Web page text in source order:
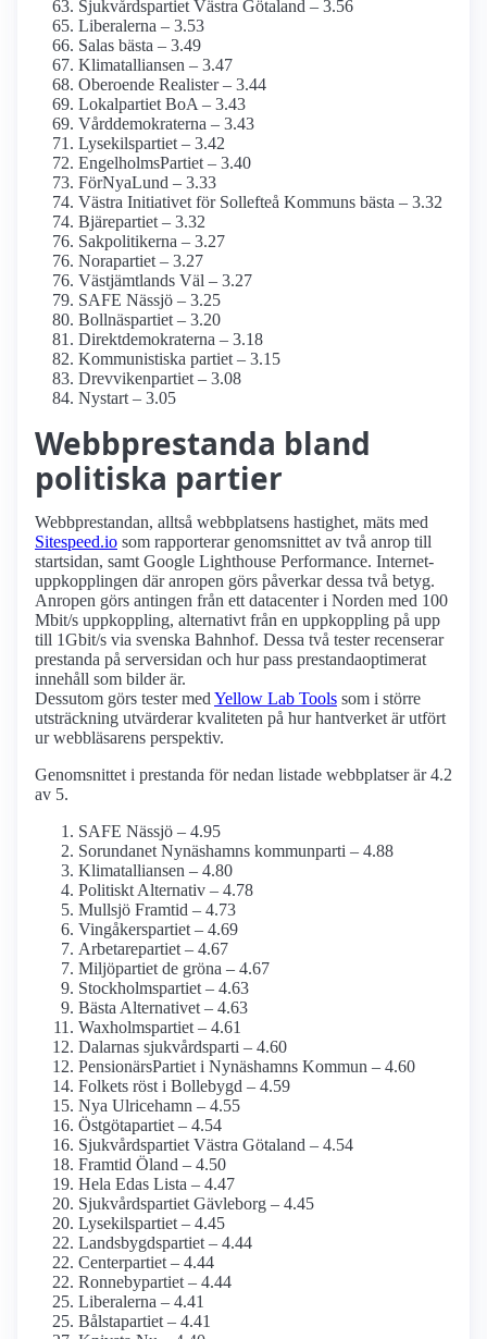
Sjukvårdspartiet Västra Götaland – 3.56
Liberalerna – 3.53
Salas bästa – 3.49
Klimatalliansen – 3.47
Oberoende Realister – 3.44
Lokalpartiet BoA – 3.43
Vårddemokraterna – 3.43
Lysekilspartiet – 3.42
EngelholmsPartiet – 3.40
FörNyaLund – 3.33
Västra Initiativet för Sollefteå Kommuns bästa – 3.32
Bjärepartiet – 3.32
Sakpolitikerna – 3.27
Norapartiet – 3.27
Västjämtlands Väl – 3.27
SAFE Nässjö – 3.25
Bollnäspartiet – 3.20
Direktdemokraterna – 3.18
Kommunistiska partiet – 3.15
Drevvikenpartiet – 3.08
Nystart – 3.05
Webbprestanda bland
politiska partier
Webbprestandan, alltså webbplatsens hastighet, mäts med
Sitespeed.io som rapporterar genomsnittet av två anrop till
startsidan, samt Google Lighthouse Performance. Internet­
uppkopplingen där anropen görs påverkar dessa två betyg.
Anropen görs antingen från ett datacenter i Norden med 100
Mbit/s uppkoppling, alternativt från en uppkoppling på upp
till 1Gbit/s via svenska Bahnhof. Dessa två tester recenserar
prestanda på serversidan och hur pass prestanda­optimerat
innehåll som bilder är.
Dessutom görs tester med Yellow Lab Tools som i större
utsträckning utvärderar kvaliteten på hur hantverket är utfört
ur webbläsarens perspektiv.
Genomsnittet i prestanda för nedan listade webbplatser är 4.2
av 5.
SAFE Nässjö – 4.95
Sorundanet Nynäshamns kommunparti – 4.88
Klimatalliansen – 4.80
Politiskt Alternativ – 4.78
Mullsjö Framtid – 4.73
Vingåkerspartiet – 4.69
Arbetarepartiet – 4.67
Miljöpartiet de gröna – 4.67
Stockholmspartiet – 4.63
Bästa Alternativet – 4.63
Waxholmspartiet – 4.61
Dalarnas sjukvårdsparti – 4.60
PensionärsPartiet i Nynäshamns Kommun – 4.60
Folkets röst i Bollebygd – 4.59
Nya Ulricehamn – 4.55
Östgötapartiet – 4.54
Sjukvårdspartiet Västra Götaland – 4.54
Framtid Öland – 4.50
Hela Edas Lista – 4.47
Sjukvårds­partiet Gävleborg – 4.45
Lysekilspartiet – 4.45
Landsbygdspartiet – 4.44
Centerpartiet – 4.44
Ronnebypartiet – 4.44
Liberalerna – 4.41
Bålstapartiet – 4.41